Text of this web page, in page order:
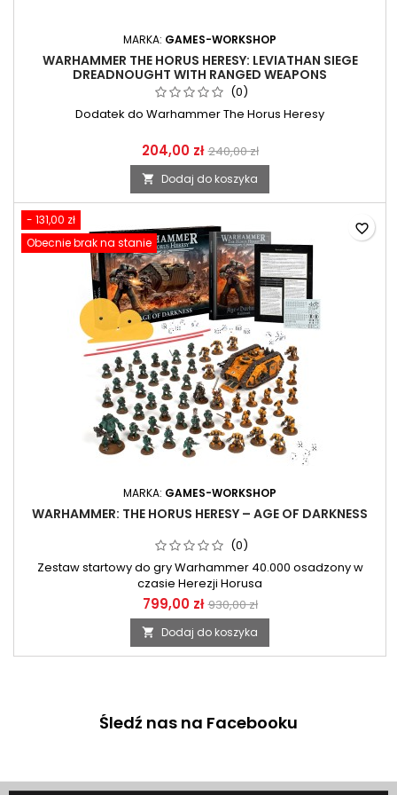
MARKA: GAMES-WORKSHOP
WARHAMMER THE HORUS HERESY: LEVIATHAN SIEGE
DREADNOUGHT WITH RANGED WEAPONS
(0)
Dodatek do Warhammer The Horus Heresy
204,00 zł 240,00 zł
 Dodaj do koszyka
- 131,00 zł
Obecnie brak na stanie
MARKA: GAMES-WORKSHOP
WARHAMMER: THE HORUS HERESY – AGE OF DARKNESS
(0)
Zestaw startowy do gry Warhammer 40.000 osadzony w
czasie Herezji Horusa
799,00 zł 930,00 zł
 Dodaj do koszyka
favorite_border
Śledź nas na Facebooku